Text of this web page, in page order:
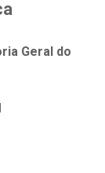
Geral do